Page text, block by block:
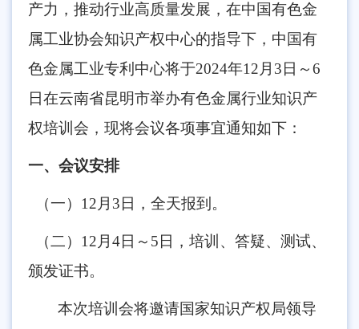
产力，推动行业高质量发展，在中国有色金
属工业协会知识产权中心的指导下，中国有
色金属工业专利中心将于2024年12月3日～6
日在云南省昆明市举办有色金属行业知识产
权培训会，现将会议各项事宜通知如下：
一、会议安排
（一）12月3日，全天报到。
（二）12月4日～5日，培训、答疑、测试、
颁发证书。
本次培训会将邀请国家知识产权局领导